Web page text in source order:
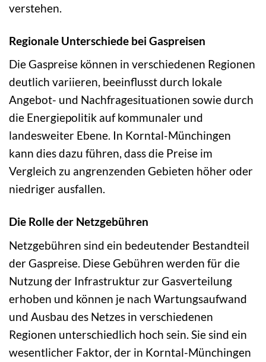
verstehen.
Regionale Unterschiede bei Gaspreisen
Die Gaspreise können in verschiedenen Regionen
deutlich variieren, beeinflusst durch lokale
Angebot- und Nachfragesituationen sowie durch
die Energiepolitik auf kommunaler und
landesweiter Ebene. In Korntal-Münchingen
kann dies dazu führen, dass die Preise im
Vergleich zu angrenzenden Gebieten höher oder
niedriger ausfallen.
Die Rolle der Netzgebühren
Netzgebühren sind ein bedeutender Bestandteil
der Gaspreise. Diese Gebühren werden für die
Nutzung der Infrastruktur zur Gasverteilung
erhoben und können je nach Wartungsaufwand
und Ausbau des Netzes in verschiedenen
Regionen unterschiedlich hoch sein. Sie sind ein
wesentlicher Faktor, der in Korntal-Münchingen